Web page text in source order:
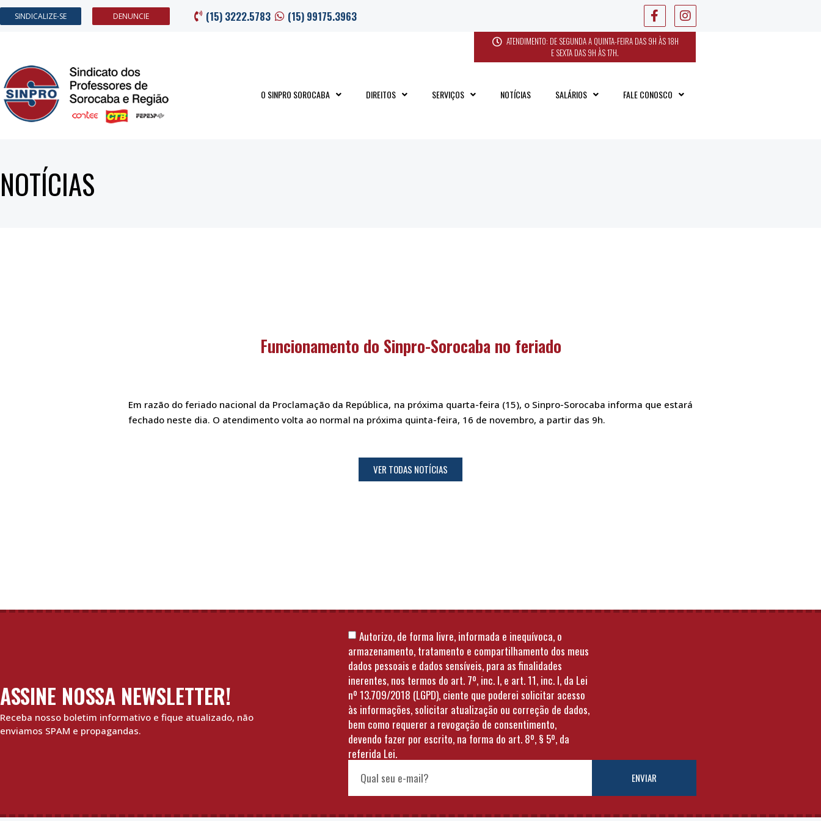
SINDICALIZE-SE DENUNCIE (15) 3222.5783 (15) 99175.3963
ATENDIMENTO: DE SEGUNDA A QUINTA-FEIRA DAS 9H ÀS 18H
E SEXTA DAS 9H ÀS 17H.
O SINPRO SOROCABA DIREITOS SERVIÇOS NOTÍCIAS SALÁRIOS FALE CONOSCO
NOTÍCIAS
Funcionamento do Sinpro-Sorocaba no feriado
Em razão do feriado nacional da Proclamação da República, na próxima quarta-feira (15), o Sinpro-Sorocaba informa que estará
fechado neste dia. O atendimento volta ao normal na próxima quinta-feira, 16 de novembro, a partir das 9h.
VER TODAS NOTÍCIAS
ASSINE NOSSA NEWSLETTER!
Receba nosso boletim informativo e fique atualizado, não
enviamos SPAM e propagandas.
Autorizo, de forma livre, informada e inequívoca, o
armazenamento, tratamento e compartilhamento dos meus
dados pessoais e dados sensíveis, para as finalidades
inerentes, nos termos do art. 7º, inc. I, e art. 11, inc. I, da Lei
nº 13.709/2018 (LGPD), ciente que poderei solicitar acesso
às informações, solicitar atualização ou correção de dados,
bem como requerer a revogação de consentimento,
devendo fazer por escrito, na forma do art. 8º, § 5º, da
referida Lei.
ENVIAR